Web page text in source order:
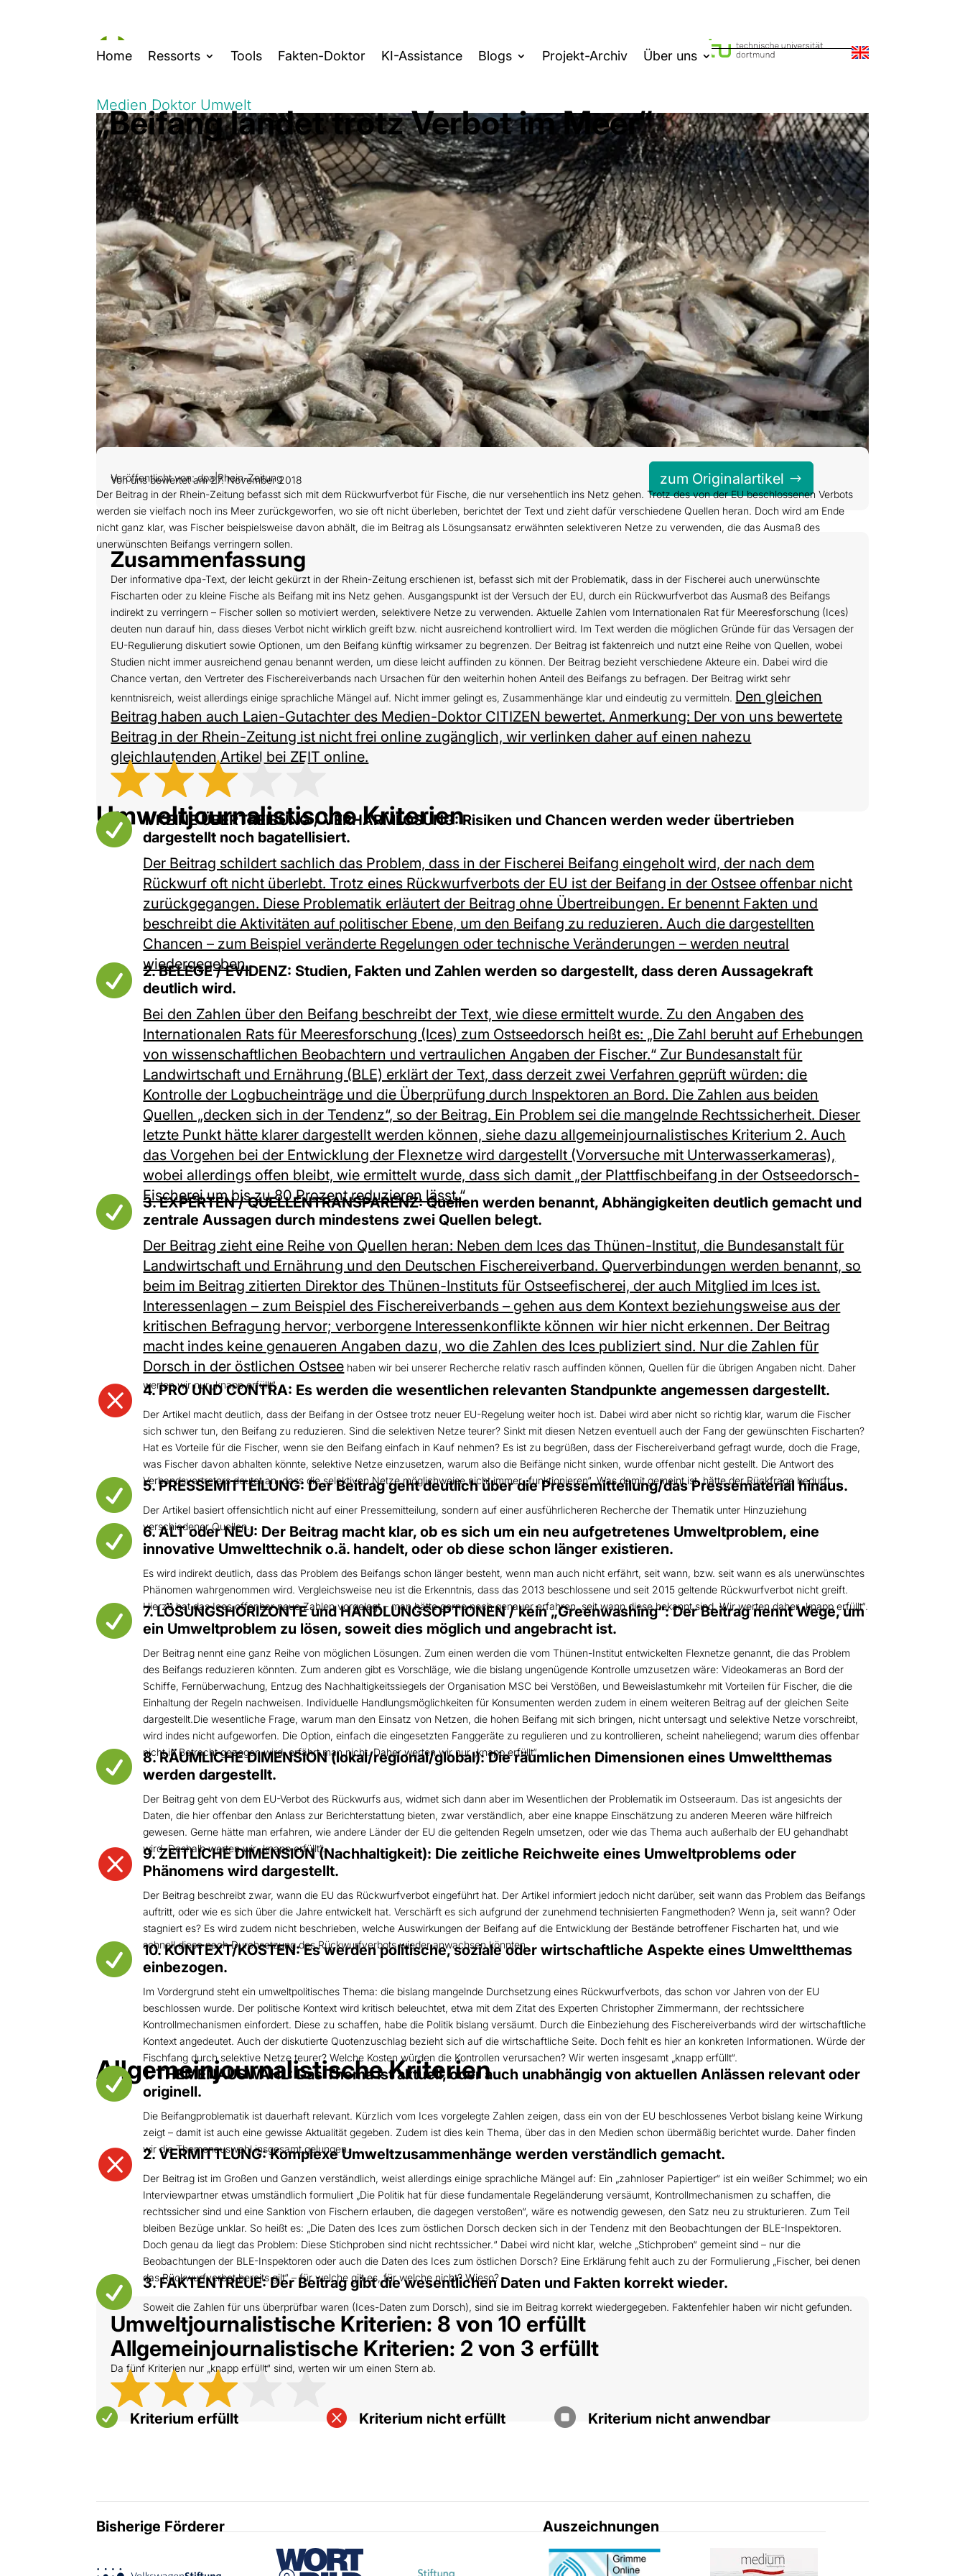
Home Ressorts Tools Fakten-Doktor KI-Assistance Blogs Projekt-Archiv Über uns
Medien Doktor Umwelt
„Beifang landet trotz Verbot im Meer“
Von uns bewertet am 27. November 2018
Veröffentlicht von: dpa|Rhein-Zeitung zum Originalartikel
Der Beitrag in der Rhein-Zeitung befasst sich mit dem Rückwurfverbot für Fische, die nur versehentlich ins Netz gehen. Trotz des von der EU beschlossenen Verbots
werden sie vielfach noch ins Meer zurückgeworfen, wo sie oft nicht überleben, berichtet der Text und zieht dafür verschiedene Quellen heran. Doch wird am Ende
nicht ganz klar, was Fischer beispielsweise davon abhält, die im Beitrag als Lösungsansatz erwähnten selektiveren Netze zu verwenden, die das Ausmaß des
unerwünschten Beifangs verringern sollen.
Zusammenfassung
Der informative dpa-Text, der leicht gekürzt in der Rhein-Zeitung erschienen ist, befasst sich mit der Problematik, dass in der Fischerei auch unerwünschte
Fischarten oder zu kleine Fische als Beifang mit ins Netz gehen. Ausgangspunkt ist der Versuch der EU, durch ein Rückwurfverbot das Ausmaß des Beifangs
indirekt zu verringern – Fischer sollen so motiviert werden, selektivere Netze zu verwenden. Aktuelle Zahlen vom Internationalen Rat für Meeresforschung (Ices)
deuten nun darauf hin, dass dieses Verbot nicht wirklich greift bzw. nicht ausreichend kontrolliert wird. Im Text werden die möglichen Gründe für das Versagen der
EU-Regulierung diskutiert sowie Optionen, um den Beifang künftig wirksamer zu begrenzen. Der Beitrag ist faktenreich und nutzt eine Reihe von Quellen, wobei
Studien nicht immer ausreichend genau benannt werden, um diese leicht auffinden zu können. Der Beitrag bezieht verschiedene Akteure ein. Dabei wird die
Chance vertan, den Vertreter des Fischereiverbands nach Ursachen für den weiterhin hohen Anteil des Beifangs zu befragen. Der Beitrag wirkt sehr
kenntnisreich, weist allerdings einige sprachliche Mängel auf. Nicht immer gelingt es, Zusammenhänge klar und eindeutig zu vermitteln. Den gleichen
Beitrag haben auch Laien-Gutachter des Medien-Doktor CITIZEN bewertet. Anmerkung: Der von uns bewertete
Beitrag in der Rhein-Zeitung ist nicht frei online zugänglich, wir verlinken daher auf einen nahezu
gleichlautenden Artikel bei ZEIT online.
Umweltjournalistische Kriterien

1. KEINE ÜBERTREIBUNG / VERHARMLOSUNG: Risiken und Chancen werden weder übertrieben
dargestellt noch bagatellisiert.
Der Beitrag schildert sachlich das Problem, dass in der Fischerei Beifang eingeholt wird, der nach dem
Rückwurf oft nicht überlebt. Trotz eines Rückwurfverbots der EU ist der Beifang in der Ostsee offenbar nicht
zurückgegangen. Diese Problematik erläutert der Beitrag ohne Übertreibungen. Er benennt Fakten und
beschreibt die Aktivitäten auf politischer Ebene, um den Beifang zu reduzieren. Auch die dargestellten
Chancen – zum Beispiel veränderte Regelungen oder technische Veränderungen – werden neutral
wiedergegeben.

2. BELEGE / EVIDENZ: Studien, Fakten und Zahlen werden so dargestellt, dass deren Aussagekraft
deutlich wird.
Bei den Zahlen über den Beifang beschreibt der Text, wie diese ermittelt wurde. Zu den Angaben des
Internationalen Rats für Meeresforschung (Ices) zum Ostseedorsch heißt es: „Die Zahl beruht auf Erhebungen
von wissenschaftlichen Beobachtern und vertraulichen Angaben der Fischer.“ Zur Bundesanstalt für
Landwirtschaft und Ernährung (BLE) erklärt der Text, dass derzeit zwei Verfahren geprüft würden: die
Kontrolle der Logbucheinträge und die Überprüfung durch Inspektoren an Bord. Die Zahlen aus beiden
Quellen „decken sich in der Tendenz“, so der Beitrag. Ein Problem sei die mangelnde Rechtssicherheit. Dieser
letzte Punkt hätte klarer dargestellt werden können, siehe dazu allgemeinjournalistisches Kriterium 2. Auch
das Vorgehen bei der Entwicklung der Flexnetze wird dargestellt (Vorversuche mit Unterwasserkameras),
wobei allerdings offen bleibt, wie ermittelt wurde, dass sich damit „der Plattfischbeifang in der Ostseedorsch-
Fischerei um bis zu 80 Prozent reduzieren lässt.“

3. EXPERTEN / QUELLENTRANSPARENZ: Quellen werden benannt, Abhängigkeiten deutlich gemacht und
zentrale Aussagen durch mindestens zwei Quellen belegt.
Der Beitrag zieht eine Reihe von Quellen heran: Neben dem Ices das Thünen-Institut, die Bundesanstalt für
Landwirtschaft und Ernährung und den Deutschen Fischereiverband. Querverbindungen werden benannt, so
beim im Beitrag zitierten Direktor des Thünen-Instituts für Ostseefischerei, der auch Mitglied im Ices ist.
Interessenlagen – zum Beispiel des Fischereiverbands – gehen aus dem Kontext beziehungsweise aus der
kritischen Befragung hervor; verborgene Interessenkonflikte können wir hier nicht erkennen. Der Beitrag
macht indes keine genaueren Angaben dazu, wo die Zahlen des Ices publiziert sind. Nur die Zahlen für
Dorsch in der östlichen Ostsee haben wir bei unserer Recherche relativ rasch auffinden können, Quellen für die übrigen Angaben nicht. Daher
werten wir nur „knapp erfüllt“.
 4. PRO UND CONTRA: Es werden die wesentlichen relevanten Standpunkte angemessen dargestellt.
Der Artikel macht deutlich, dass der Beifang in der Ostsee trotz neuer EU-Regelung weiter hoch ist. Dabei wird aber nicht so richtig klar, warum die Fischer
sich schwer tun, den Beifang zu reduzieren. Sind die selektiven Netze teurer? Sinkt mit diesen Netzen eventuell auch der Fang der gewünschten Fischarten?
Hat es Vorteile für die Fischer, wenn sie den Beifang einfach in Kauf nehmen? Es ist zu begrüßen, dass der Fischereiverband gefragt wurde, doch die Frage,
was Fischer davon abhalten könnte, selektive Netze einzusetzen, warum also die Beifänge nicht sinken, wurde offenbar nicht gestellt. Die Antwort des
Verbandsvertreters deutet an, dass die selektiven Netze möglichweise nicht immer „funktionieren“. Was damit gemeint ist, hätte der Rückfrage bedurft.
 5. PRESSEMITTEILUNG: Der Beitrag geht deutlich über die Pressemitteilung/das Pressematerial hinaus.
Der Artikel basiert offensichtlich nicht auf einer Pressemitteilung, sondern auf einer ausführlicheren Recherche der Thematik unter Hinzuziehung
verschiedener Quellen.

6. ALT oder NEU: Der Beitrag macht klar, ob es sich um ein neu aufgetretenes Umweltproblem, eine
innovative Umwelttechnik o.ä. handelt, oder ob diese schon länger existieren.
Es wird indirekt deutlich, dass das Problem des Beifangs schon länger besteht, wenn man auch nicht erfährt, seit wann, bzw. seit wann es als unerwünschtes
Phänomen wahrgenommen wird. Vergleichsweise neu ist die Erkenntnis, dass das 2013 beschlossene und seit 2015 geltende Rückwurfverbot nicht greift.
Hierzu hat das Ices offenbar neue Zahlen vorgelegt – man hätte gerne noch genauer erfahren, seit wann diese bekannt sind. Wir werten daher „knapp erfüllt“.

7. LÖSUNGSHORIZONTE und HANDLUNGSOPTIONEN / kein „Greenwashing“: Der Beitrag nennt Wege, um
ein Umweltproblem zu lösen, soweit dies möglich und angebracht ist.
Der Beitrag nennt eine ganz Reihe von möglichen Lösungen. Zum einen werden die vom Thünen-Institut entwickelten Flexnetze genannt, die das Problem
des Beifangs reduzieren könnten. Zum anderen gibt es Vorschläge, wie die bislang ungenügende Kontrolle umzusetzen wäre: Videokameras an Bord der
Schiffe, Fernüberwachung, Entzug des Nachhaltigkeitssiegels der Organisation MSC bei Verstößen, und Beweislastumkehr mit Vorteilen für Fischer, die die
Einhaltung der Regeln nachweisen. Individuelle Handlungsmöglichkeiten für Konsumenten werden zudem in einem weiteren Beitrag auf der gleichen Seite
dargestellt.Die wesentliche Frage, warum man den Einsatz von Netzen, die hohen Beifang mit sich bringen, nicht untersagt und selektive Netze vorschreibt,
wird indes nicht aufgeworfen. Die Option, einfach die eingesetzten Fanggeräte zu regulieren und zu kontrollieren, scheint naheliegend; warum dies offenbar
nicht in Betracht gezogen wird, erfährt man nicht. Daher werten wir nur „knapp erfüllt“.

8. RÄUMLICHE DIMENSION (lokal/regional/global): Die räumlichen Dimensionen eines Umweltthemas
werden dargestellt.
Der Beitrag geht von dem EU-Verbot des Rückwurfs aus, widmet sich dann aber im Wesentlichen der Problematik im Ostseeraum. Das ist angesichts der
Daten, die hier offenbar den Anlass zur Berichterstattung bieten, zwar verständlich, aber eine knappe Einschätzung zu anderen Meeren wäre hilfreich
gewesen. Gerne hätte man erfahren, wie andere Länder der EU die geltenden Regeln umsetzen, oder wie das Thema auch außerhalb der EU gehandhabt
wird. Deshalb werten wir „knapp erfüllt“.

9. ZEITLICHE DIMENSION (Nachhaltigkeit): Die zeitliche Reichweite eines Umweltproblems oder
Phänomens wird dargestellt.
Der Beitrag beschreibt zwar, wann die EU das Rückwurfverbot eingeführt hat. Der Artikel informiert jedoch nicht darüber, seit wann das Problem das Beifangs
auftritt, oder wie es sich über die Jahre entwickelt hat. Verschärft es sich aufgrund der zunehmend technisierten Fangmethoden? Wenn ja, seit wann? Oder
stagniert es? Es wird zudem nicht beschrieben, welche Auswirkungen der Beifang auf die Entwicklung der Bestände betroffener Fischarten hat, und wie
schnell diese nach Durchsetzung des Rückwurfverbots wieder anwachsen könnten.

10. KONTEXT/KOSTEN: Es werden politische, soziale oder wirtschaftliche Aspekte eines Umweltthemas
einbezogen.
Im Vordergrund steht ein umweltpolitisches Thema: die bislang mangelnde Durchsetzung eines Rückwurfverbots, das schon vor Jahren von der EU
beschlossen wurde. Der politische Kontext wird kritisch beleuchtet, etwa mit dem Zitat des Experten Christopher Zimmermann, der rechtssichere
Kontrollmechanismen einfordert. Diese zu schaffen, habe die Politik bislang versäumt. Durch die Einbeziehung des Fischereiverbands wird der wirtschaftliche
Kontext angedeutet. Auch der diskutierte Quotenzuschlag bezieht sich auf die wirtschaftliche Seite. Doch fehlt es hier an konkreten Informationen. Würde der
Fischfang durch selektive Netze teurer? Welche Kosten würden die Kontrollen verursachen? Wir werten insgesamt „knapp erfüllt“.
Allgemeinjournalistische Kriterien

1. THEMENAUSWAHL: Das Thema ist aktuell, oder auch unabhängig von aktuellen Anlässen relevant oder
originell.
Die Beifangproblematik ist dauerhaft relevant. Kürzlich vom Ices vorgelegte Zahlen zeigen, dass ein von der EU beschlossenes Verbot bislang keine Wirkung
zeigt – damit ist auch eine gewisse Aktualität gegeben. Zudem ist dies kein Thema, über das in den Medien schon übermäßig berichtet wurde. Daher finden
wir die Themenauswahl insgesamt gelungen.
 2. VERMITTLUNG: Komplexe Umweltzusammenhänge werden verständlich gemacht.
Der Beitrag ist im Großen und Ganzen verständlich, weist allerdings einige sprachliche Mängel auf: Ein „zahnloser Papiertiger“ ist ein weißer Schimmel; wo ein
Interviewpartner etwas umständlich formuliert „Die Politik hat für diese fundamentale Regeländerung versäumt, Kontrollmechanismen zu schaffen, die
rechtssicher sind und eine Sanktion von Fischern erlauben, die dagegen verstoßen“, wäre es notwendig gewesen, den Satz neu zu strukturieren. Zum Teil
bleiben Bezüge unklar. So heißt es: „Die Daten des Ices zum östlichen Dorsch decken sich in der Tendenz mit den Beobachtungen der BLE-Inspektoren.
Doch genau da liegt das Problem: Diese Stichproben sind nicht rechtssicher.“ Dabei wird nicht klar, welche „Stichproben“ gemeint sind – nur die
Beobachtungen der BLE-Inspektoren oder auch die Daten des Ices zum östlichen Dorsch? Eine Erklärung fehlt auch zu der Formulierung „Fischer, bei denen
das Rückwurfverbot bereits gilt“ – für welche gilt es, für welche nicht? Wieso?
 3. FAKTENTREUE: Der Beitrag gibt die wesentlichen Daten und Fakten korrekt wieder.
Soweit die Zahlen für uns überprüfbar waren (Ices-Daten zum Dorsch), sind sie im Beitrag korrekt wiedergegeben. Faktenfehler haben wir nicht gefunden.
Umweltjournalistische Kriterien: 8 von 10 erfüllt
Allgemeinjournalistische Kriterien: 2 von 3 erfüllt
Da fünf Kriterien nur „knapp erfüllt“ sind, werten wir um einen Stern ab.
 Kriterium erfüllt  Kriterium nicht erfüllt  Kriterium nicht anwendbar
Bisherige Förderer Auszeichnungen